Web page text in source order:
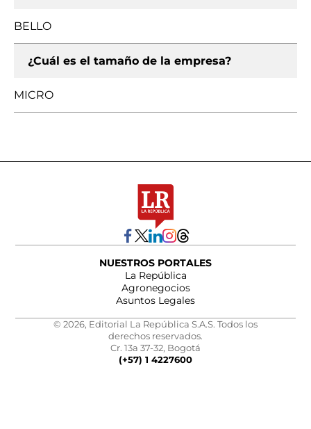
BELLO
¿Cuál es el tamaño de la empresa?
MICRO
NUESTROS PORTALES
La República
Agronegocios
Asuntos Legales
© 2026, Editorial La República S.A.S. Todos los
derechos reservados.
Cr. 13a 37-32, Bogotá
(+57) 1 4227600